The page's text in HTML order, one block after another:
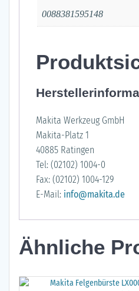
0088381595148
Makita Werkzeug GmbH
Makita-Platz 1
40885 Ratingen
Tel: (02102) 1004-0
Fax: (02102) 1004-129
E-Mail: info@makita.de
Ähnliche